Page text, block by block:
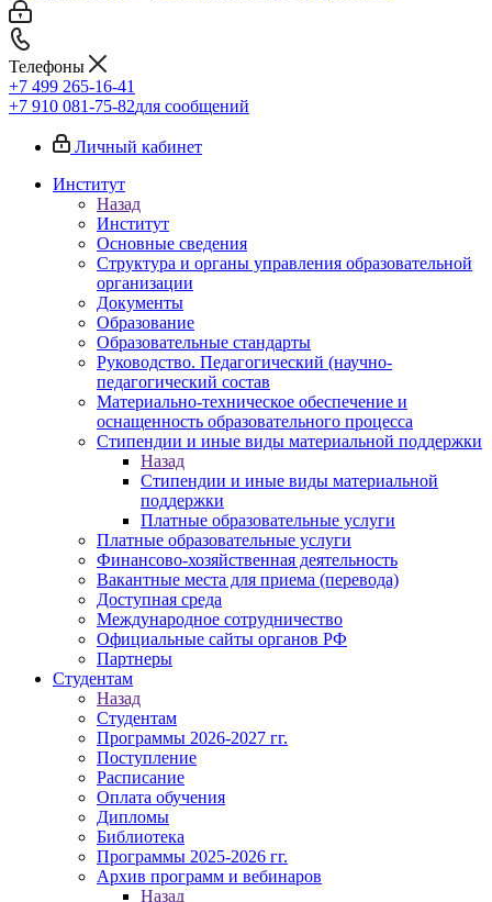
Телефоны
+7 499 265-16-41
+7 910 081-75-82для сообщений
Личный кабинет
Институт
Назад
Институт
Основные сведения
Структура и органы управления образовательной
организации
Документы
Образование
Образовательные стандарты
Руководство. Педагогический (научно-
педагогический состав
Материально-техническое обеспечение и
оснащенность образовательного процесса
Стипендии и иные виды материальной поддержки
Назад
Стипендии и иные виды материальной
поддержки
Платные образовательные услуги
Платные образовательные услуги
Финансово-хозяйственная деятельность
Вакантные места для приема (перевода)
Доступная среда
Международное сотрудничество
Официальные сайты органов РФ
Партнеры
Студентам
Назад
Студентам
Программы 2026-2027 гг.
Поступление
Расписание
Оплата обучения
Дипломы
Библиотека
Программы 2025-2026 гг.
Архив программ и вебинаров
Назад